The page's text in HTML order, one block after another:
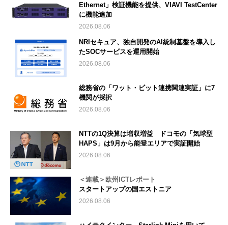
Ethernet」検証機能を提供、VIAVI TestCenter
に機能追加
2026.08.06
NRIセキュア、独自開発のAI統制基盤を導入し
たSOCサービスを運用開始
2026.08.06
総務省の「ワット・ビット連携関連実証」に7
機関が採択
2026.08.06
NTTの1Q決算は増収増益 ドコモの「気球型
HAPS」は9月から能登エリアで実証開始
2026.08.06
＜連載＞欧州ICTレポート
スタートアップの国エストニア
2026.08.06